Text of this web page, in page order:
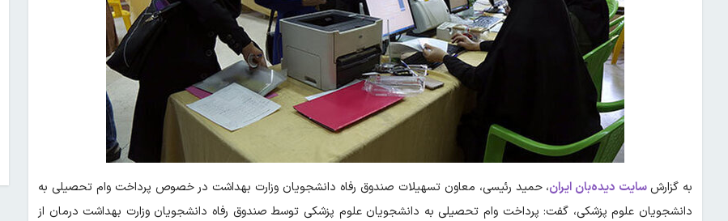
به گزارشسایت دیده‌بان ایران، حمید رئیسی، معاون تسهیلات صندوق رفاه دانشجویان وزارت بهداشت در خصوص پرداخت وام تحصیلی به
دانشجویان علوم پزشکی، گفت: پرداخت وام تحصیلی به دانشجویان علوم پزشکی توسط صندوق رفاه دانشجویان وزارت بهداشت درمان از